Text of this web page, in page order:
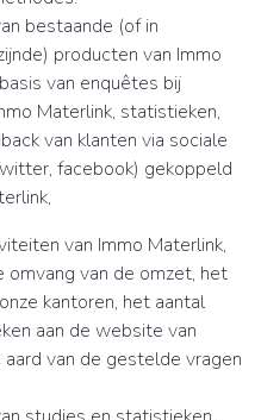
bestaande (of in
producten van Immo
van enquêtes bij
Materlink, statistieken,
van klanten via sociale
facebook) gekoppeld
van Immo Materlink,
omvang van de omzet, het
kantoren, het aantal
aan de website van
aard van de gestelde vragen